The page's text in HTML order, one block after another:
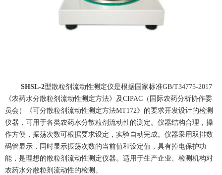
SHSL-2型散粒剂流动性测定仪是根据国家标准GB/T34775-2017
《农药水分散粒剂流动性测定方法》及CIPAC （国际农药分析协作委
员会）《可分散粒剂流动性测定方法MT172》的要求开发设计的检测
仪器，可用于各类农药水分散粒剂流动性的测定。仪器结构合理，操
作方便，振荡次数可根据要求设定，实验自动完成。仪器采用双排数
码管显示，同时显示振荡次数的当前值和设定值，具有掉电保护功
能，是理想的散粒剂流动性测定仪器。适用于生产企业、检测机构对
农药水分散粒剂流动性的检测。